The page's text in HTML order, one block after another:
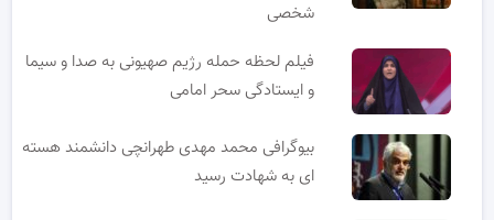
شخصی
فیلم لحظه حمله رژیم صهیونی به صدا و سیما
و ایستادگی سحر امامی
بیوگرافی محمد مهدی طهرانچی دانشمند هسته
ای به شهادت رسید